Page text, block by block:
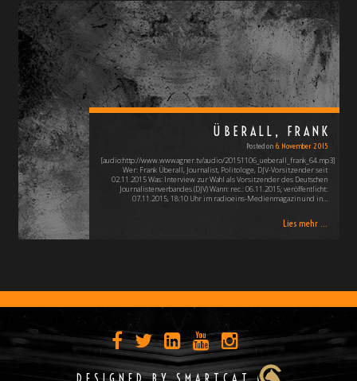
ÜBERALL, FRANK
Posted on 6. November 2015
[audio:http://www.wwwagner.tv/audio/20151106_ueberall_frank_64.mp3]
Wer: Frank Überall, Journalist, Politologe, DJV-Vorsitzender seit
02.11.2015 Was: Interview zur Wahl als Vorsitzender des Deutschen
Journalistenverbandes (DJV) Wann: rec.: 06.11.2015; veröffentlicht:
07.11.2015, 18:10 Uhr im radioeins-Medienmagazin und in…
Lies mehr ...